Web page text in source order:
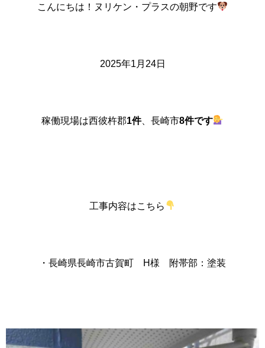
こんにちは！ヌリケン・プラスの朝野です
2025年1月24日
稼働現場は西彼杵郡1件、長崎市8件です
工事内容はこちら
・長崎県長崎市古賀町 H様 附帯部：塗装